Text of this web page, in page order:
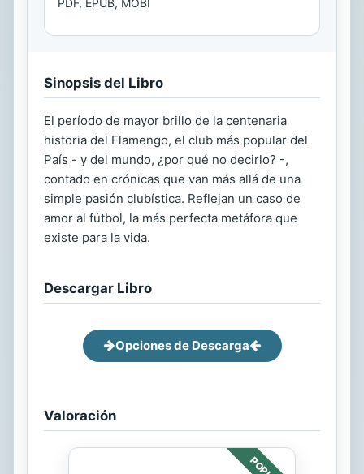
Sinopsis del Libro
El período de mayor brillo de la centenaria
historia del Flamengo, el club más popular del
País - y del mundo, ¿por qué no decirlo? -,
contado en crónicas que van más allá de una
simple pasión clubística. Reflejan un caso de
amor al fútbol, la más perfecta metáfora que
existe para la vida.
Descargar Libro
Opciones de Descarga
Valoración